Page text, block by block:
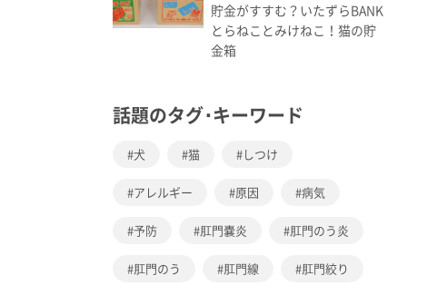
貯金がすすむ？いたずらBANK
とらねことみけねこ！猫の貯
金箱
話題のタグ･キーワード
犬 猫 しつけ
アレルギー 原因 病気
予防 肛門嚢炎 肛門のう炎
肛門のう 肛門線 肛門絞り